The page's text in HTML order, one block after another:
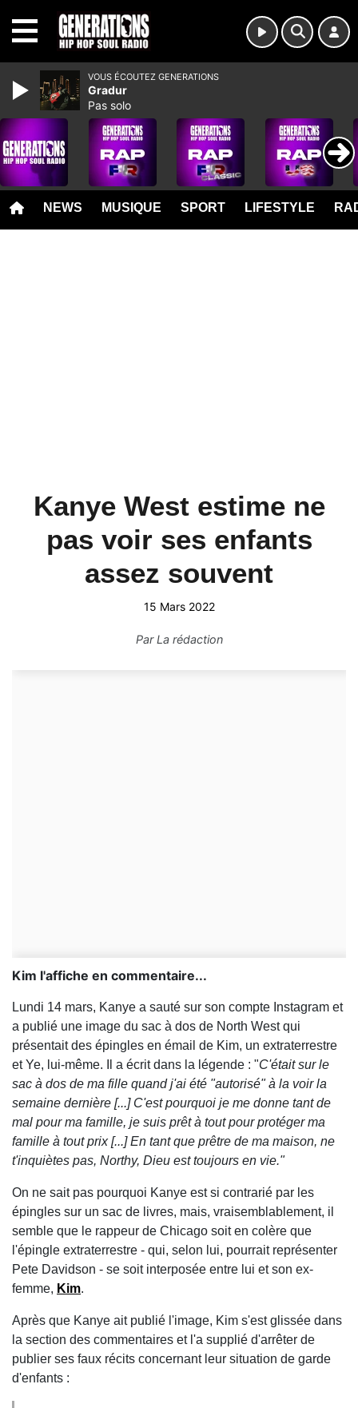
NEWS MUSIQUE SPORT LIFESTYLE
Kanye West estime ne
pas voir ses enfants
assez souvent
15 Mars 2022
ParLa rédaction
Kim l'affiche en commentaire...
Lundi 14 mars, Kanye a sauté sur son compte Instagram et
a publié une image du sac à dos de North West qui
présentait des épingles en émail de Kim, un extraterrestre
et Ye, lui-même. Il a écrit dans la légende : "C'était sur le
sac à dos de ma fille quand j'ai été "autorisé" à la voir la
semaine dernière [...] C'est pourquoi je me donne tant de
mal pour ma famille, je suis prêt à tout pour protéger ma
famille à tout prix [...] En tant que prêtre de ma maison, ne
t'inquiètes pas, Northy, Dieu est toujours en vie."
On ne sait pas pourquoi Kanye est si contrarié par les
épingles sur un sac de livres, mais, vraisemblablement, il
semble que le rappeur de Chicago soit en colère que
l'épingle extraterrestre - qui, selon lui, pourrait représenter
Pete Davidson - se soit interposée entre lui et son ex-
femme, Kim.
Après que Kanye ait publié l'image, Kim s'est glissée dans
la section des commentaires et l'a supplié d'arrêter de
publier ses faux récits concernant leur situation de garde
d'enfants :
VOUS ÉCOUTEZ GENERATIONS
Gradur
Pas solo